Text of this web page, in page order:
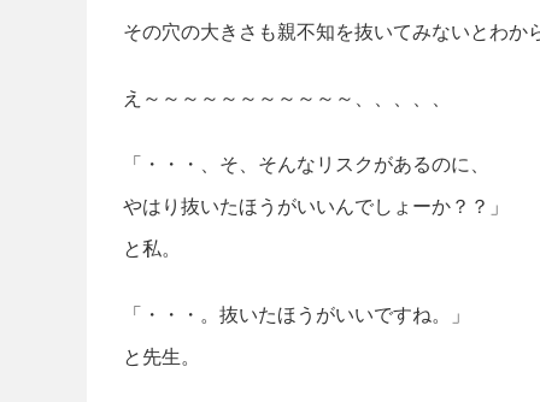
その穴の大きさも親不知を抜いてみないとわか
え～～～～～～～～～～～、、、、、
「・・・、そ、そんなリスクがあるのに、
やはり抜いたほうがいいんでしょーか？？」
と私。
「・・・。抜いたほうがいいですね。」
と先生。